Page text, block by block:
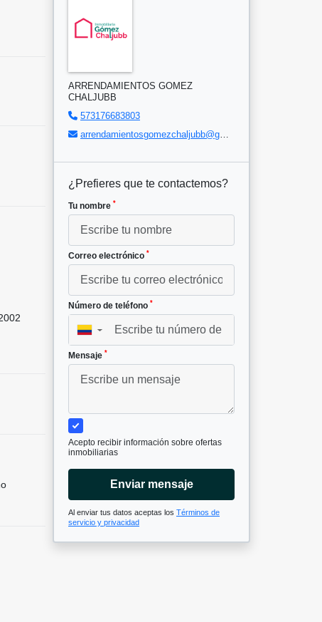
ARRENDAMIENTOS GOMEZ
CHALJUBB
573176683803
arrendamientosgomezchaljubb@gmail.com
¿Prefieres que te contactemos?
Tu nombre *
Correo electrónico *
Número de teléfono *
▼
Mensaje *
Acepto recibir información sobre ofertas
inmobiliarias
Enviar mensaje
Al enviar tus datos aceptas los Términos de
servicio y privacidad